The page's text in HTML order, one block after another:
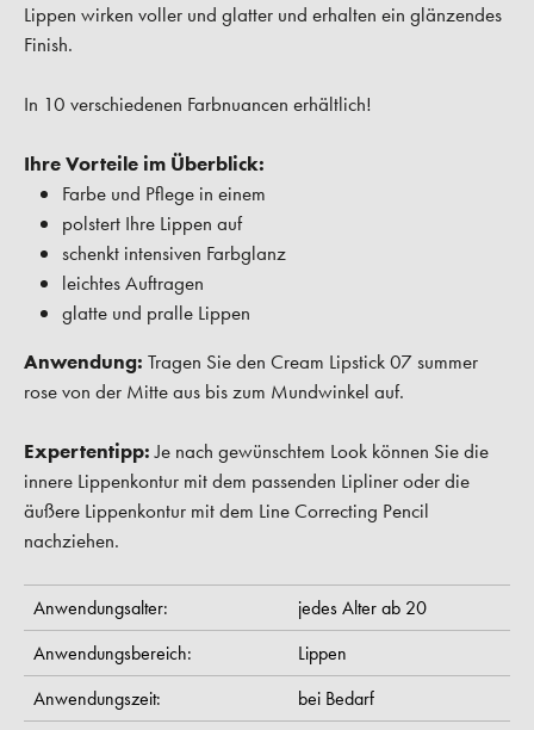
Lippen wirken voller und glatter und erhalten ein glänzendes
Finish.
In 10 verschiedenen Farbnuancen erhältlich!
Ihre Vorteile im Überblick:
Farbe und Pflege in einem
polstert Ihre Lippen auf
schenkt intensiven Farbglanz
leichtes Auftragen
glatte und pralle Lippen
Anwendung: Tragen Sie den Cream Lipstick 07 summer
rose von der Mitte aus bis zum Mundwinkel auf.
Expertentipp:Je nach gewünschtem Look können Sie die
innere Lippenkontur mit dem passenden Lipliner oder die
äußere Lippenkontur mit dem Line Correcting Pencil
nachziehen.
Anwendungsalter:
jedes Alter ab 20
Anwendungsbereich:
Lippen
Anwendungszeit:
bei Bedarf